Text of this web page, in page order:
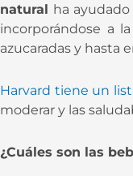
natural ha
incorporándose a
azucaradas y hasta
Harvard tiene un
moderar y las
¿Cuáles son las